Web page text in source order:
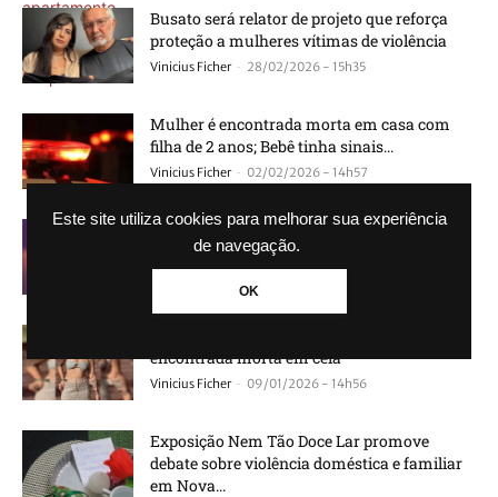
Este site utiliza cookies para melhorar sua experiência
de navegação.
OK
Busato será relator de projeto que reforça
proteção a mulheres vítimas de violência
Vinicius Ficher - 28/02/2026 - 15h35
Mulher é encontrada morta em casa com
filha de 2 anos; Bebê tinha sinais...
Vinicius Ficher - 02/02/2026 - 14h57
Cantor João Lima tem prisão decretada por
violência doméstica
encontrada morta em cela
Vinicius Ficher - 09/01/2026 - 14h56
Exposição Nem Tão Doce Lar promove
debate sobre violência doméstica e familiar
em Nova...